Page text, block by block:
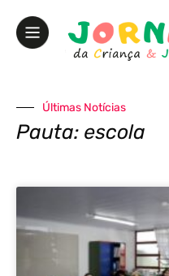
Últimas Notícias
Pauta: escola